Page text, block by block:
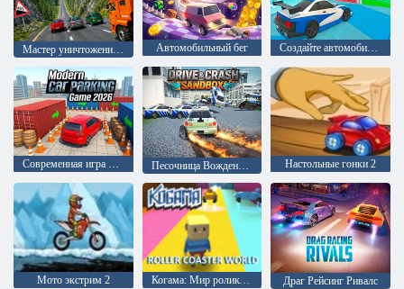
Автомобильный бег Создайте автомобиль своей мечты
Современная игра про парковку автомобилей 2026 Песочница Вождение и столкновения Настольные гонки 2
Мото экстрим 2 Когама: Мир роликовых машин Драг Рейсинг Ривалс